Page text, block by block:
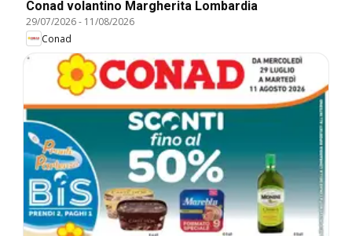
Conad volantino Margherita Lombardia
29/07/2026- 11/08/2026
Conad